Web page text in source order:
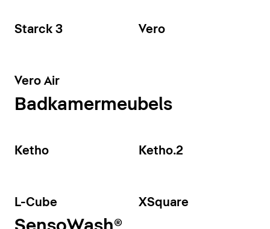
Starck 3 Vero
Vero Air
Badkamermeubels
Ketho Ketho.2
L-Cube XSquare